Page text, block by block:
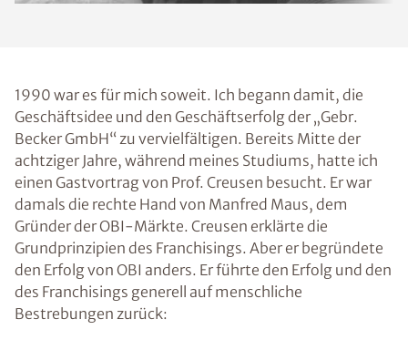
1990 war es für mich soweit. Ich begann damit, die
Geschäftsidee und den Geschäftserfolg der „Gebr.
Becker GmbH“ zu vervielfältigen. Bereits Mitte der
achtziger Jahre, während meines Studiums, hatte ich
einen Gastvortrag von Prof. Creusen besucht. Er war
damals die rechte Hand von Manfred Maus, dem
Gründer der OBI-Märkte. Creusen erklärte die
Grundprinzipien des Franchisings. Aber er begründete
den Erfolg von OBI anders. Er führte den Erfolg und den
des Franchisings generell auf menschliche
Bestrebungen zurück: